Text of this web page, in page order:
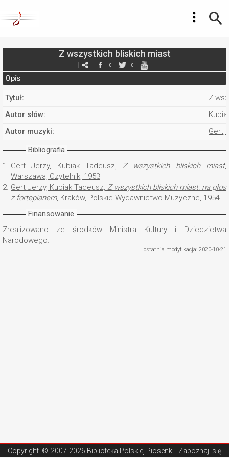
Z wszystkich bliskich miast
0 0
Opis
Tytuł:
Z
Autor słów:
Autor muzyki:
Gert,
Bibliografia
1. Gert Jerzy, Kubiak Tadeusz, Z wszystkich bliskich miast,
Warszawa, Czytelnik, 1953
2. Gert Jerzy, Kubiak Tadeusz, Z wszystkich bliskich miast: na głos
z fortepianem, Kraków, Polskie Wydawnictwo Muzyczne, 1954
Finansowanie
Zrealizowano ze środków Ministra Kultury i Dziedzictwa
Narodowego.
ostatnia modyfikacja: 2020-10-21
Copyright © 2007-2026 Biblioteka Polskiej Piosenki . Zapoznaj się